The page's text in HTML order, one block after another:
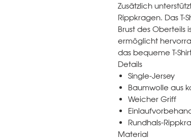
Zusätzlich
Rippkragen. Das T-
Brust des Oberteils
ermöglicht
das bequeme T-
Details
Single-Jersey
Baumwolle aus
Weicher Griff
Rundhals-
Material